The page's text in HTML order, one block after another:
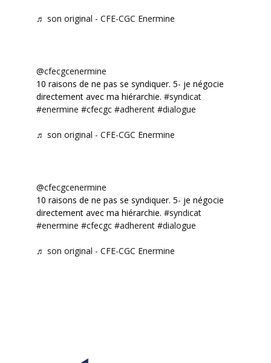
♬ son original - CFE-CGC Enermine
@cfecgcenermine
10 raisons de ne pas se syndiquer. 5- je négocie
directement avec ma hiérarchie. #syndicat
#enermine #cfecgc #adherent #dialogue
♬ son original - CFE-CGC Enermine
@cfecgcenermine
10 raisons de ne pas se syndiquer. 5- je négocie
directement avec ma hiérarchie. #syndicat
#enermine #cfecgc #adherent #dialogue
♬ son original - CFE-CGC Enermine